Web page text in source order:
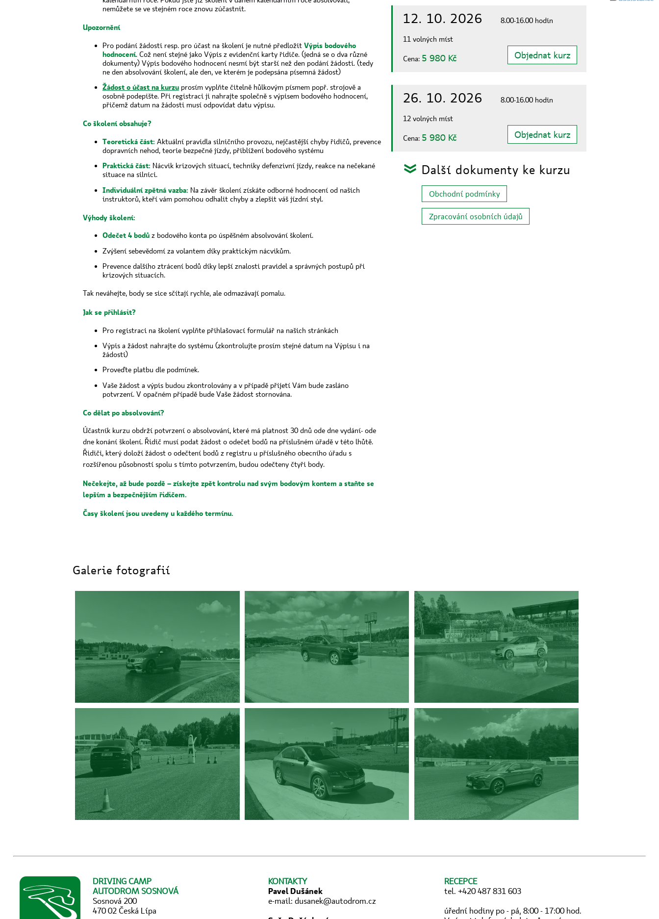
nemůžete se ve stejném roce znovu zúčastnit.
Upozornění
Pro podání žádosti resp. pro účast na školení je nutné předložit Výpis bodového
hodnocení. Což není stejné jako Výpis z evidenční karty řidiče. (jedná se o dva různé
dokumenty) Výpis bodového hodnocení nesmí být starší než den podání žádosti. (tedy
ne den absolvování školení, ale den, ve kterém je podepsána písemná žádost)
Žádost o účast na kurzuprosím vyplňte čitelně hůlkovým písmem popř. strojově a
osobně podepište. Při registraci ji nahrajte společně s výpisem bodového hodnocení,
přičemž datum na žádosti musí odpovídat datu výpisu.
Co školení obsahuje?
Teoretická část: Aktuální pravidla silničního provozu, nejčastější chyby řidičů, prevence
dopravních nehod, teorie bezpečné jízdy, přiblížení bodového systému
Praktická část: Nácvik krizových situací, techniky defenzivní jízdy, reakce na nečekané
situace na silnici.
Individuální zpětná vazba: Na závěr školení získáte odborné hodnocení od našich
instruktorů, kteří vám pomohou odhalit chyby a zlepšit váš jízdní styl.
Výhody školení:
Odečet 4 bodůz bodového konta po úspěšném absolvování školení.
Zvýšení sebevědomí za volantem díky praktickým nácvikům.
Prevence dalšího ztrácení bodů díky lepší znalosti pravidel a správných postupů při
krizových situacích.
Tak neváhejte, body se sice sčítají rychle, ale odmazávají pomalu.
Jak se přihlásit?
Pro registraci na školení vyplňte přihlašovací formulář na našich stránkách
Výpis a žádost nahrajte do systému (zkontrolujte prosím stejné datum na Výpisu i na
žádosti)
Proveďte platbu dle podmínek.
Vaše žádost a výpis budou zkontrolovány a v případě přijetí Vám bude zasláno
potvrzení. V opačném případě bude Vaše žádost stornována.
Co dělat po absolvování?
Účastník kurzu obdrží potvrzení o absolvování, které má platnost 30 dnů ode dne vydání- ode
dne konání školení. Řidič musí podat žádost o odečet bodů na příslušném úřadě v této lhůtě.
Řidiči, který doloží žádost o odečtení bodů z registru u příslušného obecního úřadu s
rozšířenou působností spolu s tímto potvrzením, budou odečteny čtyři body.
Nečekejte, až bude pozdě – získejte zpět kontrolu nad svým bodovým kontem a staňte se
lepším a bezpečnějším řidičem.
Časy školení jsou uvedeny u každého termínu.
12. 10. 2026 8.00-16.00 hodin
11 volných míst
Cena: 5 980 Kč Objednat kurz
26. 10. 2026 8.00-16.00 hodin
12 volných míst
Cena: 5 980 Kč Objednat kurz
: Další dokumenty ke kurzu
Obchodní podmínky
Zpracování osobních údajů
Galerie fotografií
DRIVING CAMP
AUTODROM SOSNOVÁ
Sosnová 200
470 02 Česká Lípa
KONTAKTY
Pavel Dušánek
e-mail:dusanek@autodrom.cz
RECEPCE
tel. +420 487 831 603
úřední hodiny po - pá, 8:00 - 17:00 hod.